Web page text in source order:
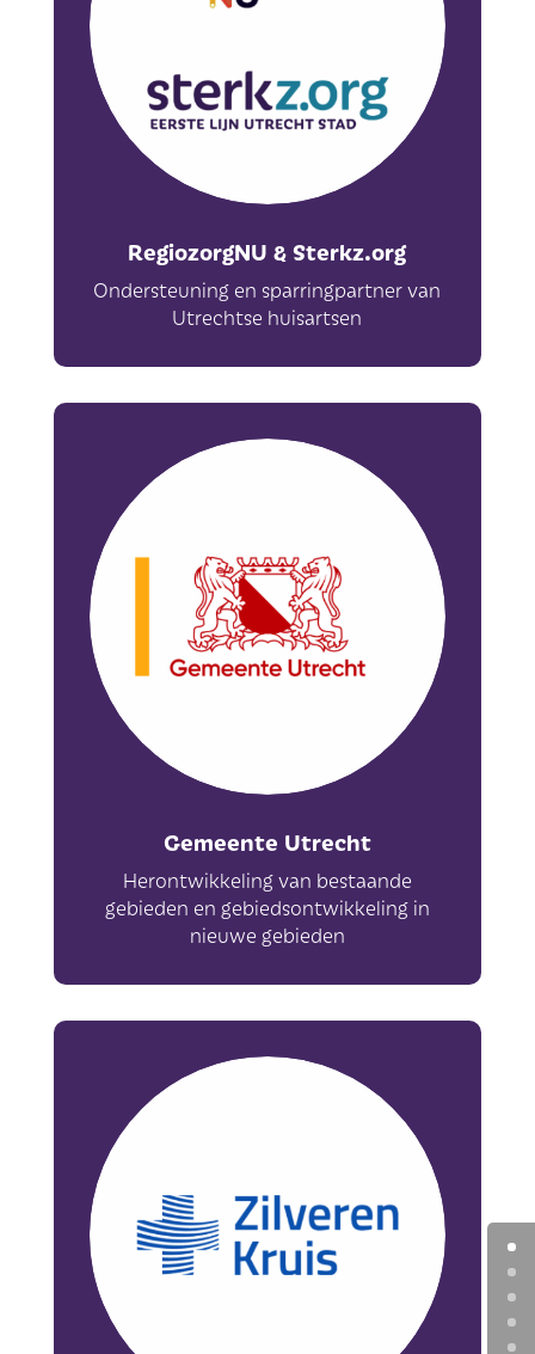
RegiozorgNU & Sterkz.org
Ondersteuning en sparringpartner van
Utrechtse huisartsen
Gemeente Utrecht
Herontwikkeling van bestaande
gebieden en gebiedsontwikkeling in
nieuwe gebieden